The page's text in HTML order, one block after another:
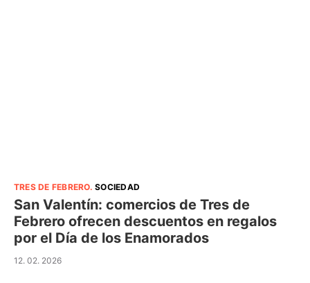
TRES DE FEBRERO.SOCIEDAD
San Valentín: comercios de Tres de
Febrero ofrecen descuentos en regalos
por el Día de los Enamorados
12. 02. 2026